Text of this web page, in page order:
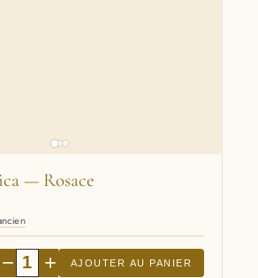
— Rosace
− + AJOUTER AU PANIER